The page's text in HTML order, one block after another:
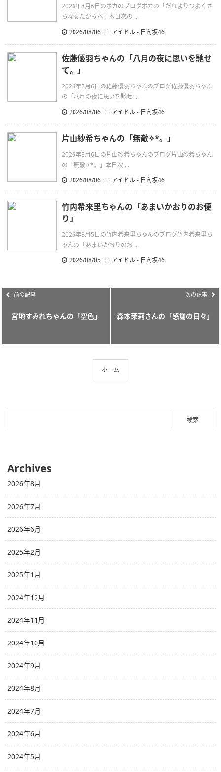
2026年8月6日のポカのブログポカの「だれよりつよくさ
らなるたかみへ」本日次の ...
2026/08/06
アイドル - 日向坂46
佐藤優羽ちゃんの「八月の夜に思いを馳せ
て。」
2026年8月6日の佐藤優羽ちゃんのブログ佐藤優羽ちゃん
の「八月の夜に思いを馳せ ...
2026/08/06
アイドル - 日向坂46
片山紗希ちゃんの「無敵✧︎*。」
2026年8月6日の片山紗希ちゃんのブログ片山紗希ちゃん
の「無敵✧︎*。」本日次 ...
2026/08/06
アイドル - 日向坂46
竹内希来里ちゃんの「あまいかおりのお便
り」
2026年8月5日の竹内希来里ちゃんのブログ竹内希来里ち
ゃんの「あまいかおりのお ...
2026/08/05
アイドル - 日向坂46
前の記事
宮地すみれちゃんの「空色」
次の記事
森本茉莉さんの「感謝の日々」
ホーム
Archives
2026年8月
2026年7月
2026年6月
2025年2月
2025年1月
2024年12月
2024年11月
2024年10月
2024年9月
2024年8月
2024年7月
2024年6月
2024年5月